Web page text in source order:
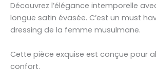
Découvrez l’élégance intemporelle
longue satin évasée. C’est un must
dressing de la femme musulmane.
Cette pièce exquise est conçue pour
confort.